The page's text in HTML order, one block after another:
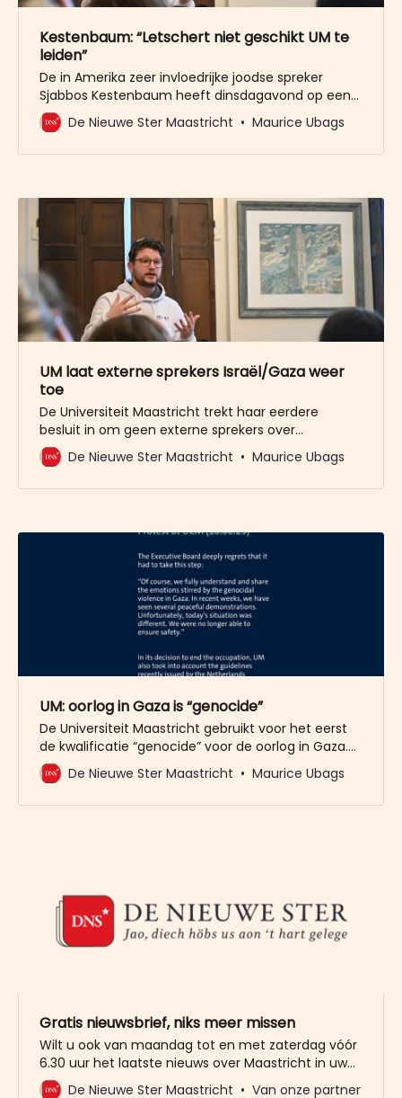
Kestenbaum: “Letschert niet geschikt UM te
leiden”
De in Amerika zeer invloedrijke joodse spreker
Sjabbos Kestenbaum heeft dinsdagavond op een
geheime locatie in Maastricht zijn lezing gehouden
over het Israëlisch-Palestijns conflict en over zijn
De Nieuwe Ster Maastricht Maurice Ubags
UM laat externe sprekers Israël/Gaza weer
toe
De Universiteit Maastricht trekt haar eerdere
besluit in om geen externe sprekers over
Israël/Gaza toe te laten op de campus. Sprekers
mogen weer op de campus hun mening
De Nieuwe Ster Maastricht Maurice Ubags
UM: oorlog in Gaza is “genocide”
De Universiteit Maastricht gebruikt voor het eerst
de kwalificatie “genocide” voor de oorlog in Gaza.
De universiteit doet dat in een verklaring van
dinsdag, naar aanleiding van de bezetting van een
De Nieuwe Ster Maastricht Maurice Ubags
Gratis nieuwsbrief, niks meer missen
Wilt u ook van maandag tot en met zaterdag vóór
6.30 uur het laatste nieuws over Maastricht in uw
mailbox? Meld u dan gratis aan voor de nieuwbrief
De Nieuwe Ster Maastricht Van onze partner